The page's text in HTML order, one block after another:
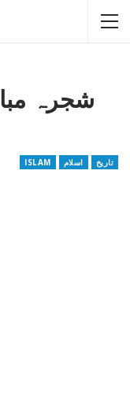
شجرہ
ISLAM اسلام تاریخ